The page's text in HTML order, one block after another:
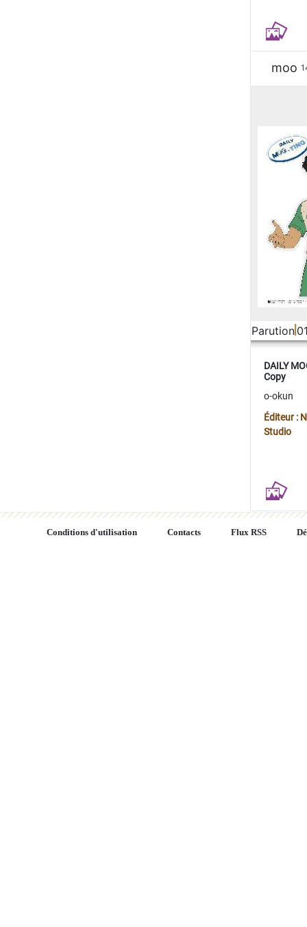
moo
Parution
DAILY
Copy
o-okun
Éditeur :
Studio
Conditions d'utilisation Contacts Flux RSS